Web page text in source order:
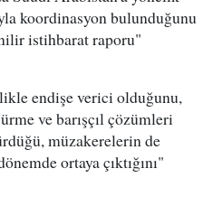
koordinasyon bulunduğunu
istihbarat raporu"
endişe verici olduğunu,
ve barışçıl çözümleri
müzakerelerin de
ortaya çıktığını"